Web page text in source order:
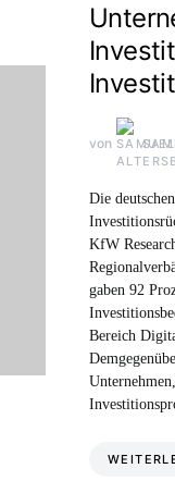
von
Die
KfW
gaben 92
Bereich